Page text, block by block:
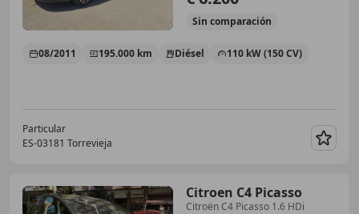
Sin comparación
08/2011 195.000 km Diésel 110 kW (150 CV)
Particular
ES-03181 Torrevieja
Citroen C4 Picasso
Citroën C4 Picasso 1.6 HDi